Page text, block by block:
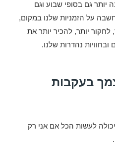
יותר גם בסופי שבוע וגם
על הזמניות שלנו במקום,
יותר, להכיר יותר את
ובחוויות נהדרות שלנו.
בעקבות
לעשות הכל אם אני רק